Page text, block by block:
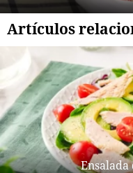
Artículos
Ensalada